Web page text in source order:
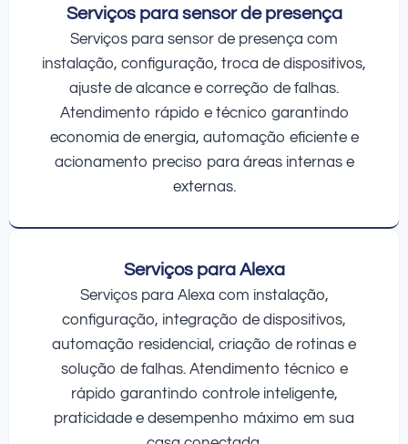
Serviços para sensor de presença
Serviços para sensor de presença com
instalação, configuração, troca de dispositivos,
ajuste de alcance e correção de falhas.
Atendimento rápido e técnico garantindo
economia de energia, automação eficiente e
acionamento preciso para áreas internas e
externas.
Serviços para Alexa
Serviços para Alexa com instalação,
configuração, integração de dispositivos,
automação residencial, criação de rotinas e
solução de falhas. Atendimento técnico e
rápido garantindo controle inteligente,
praticidade e desempenho máximo em sua